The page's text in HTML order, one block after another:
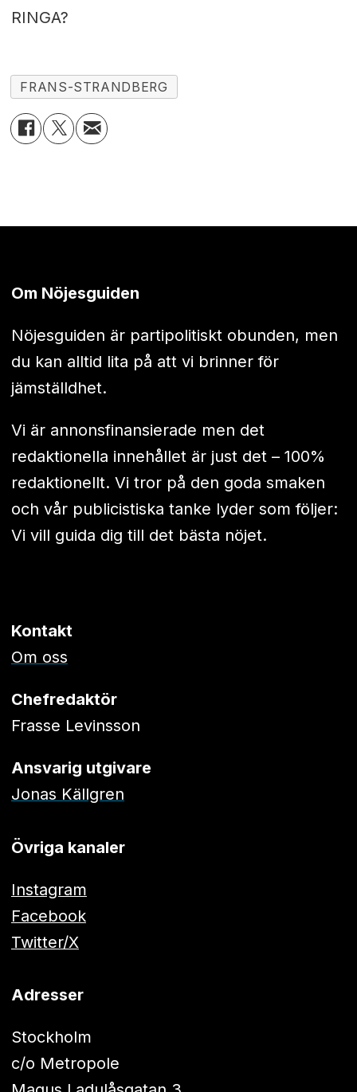
RINGA?
FRANS-STRANDBERG
Om Nöjesguiden
Nöjesguiden är partipolitiskt obunden, men
du kan alltid lita på att vi brinner för
jämställdhet.
Vi är annonsfinansierade men det
redaktionella innehållet är just det – 100%
redaktionellt. Vi tror på den goda smaken
och vår publicistiska tanke lyder som följer:
Vi vill guida dig till det bästa nöjet.
Kontakt
Om oss
Chefredaktör
Frasse Levinsson
Ansvarig utgivare
Jonas Källgren
Övriga kanaler
Instagram
Facebook
Twitter/X
Adresser
Stockholm
c/o Metropole